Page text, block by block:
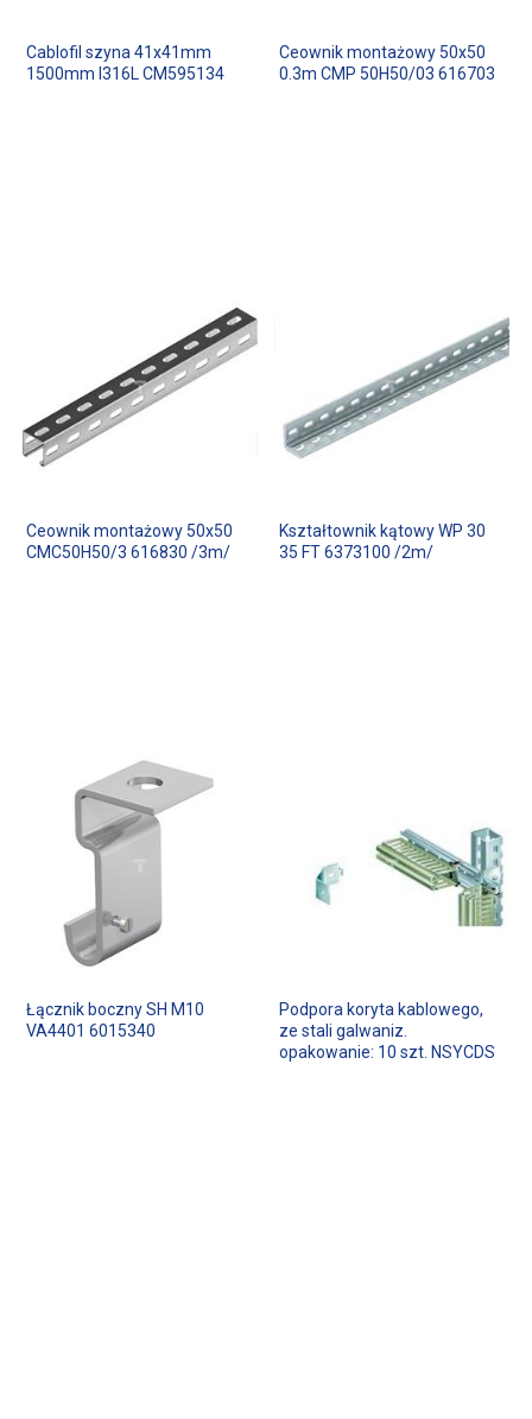
Cablofil szyna 41x41mm
1500mm I316L CM595134
Ceownik montażowy 50x50
0.3m CMP 50H50/03 616703
Ceownik montażowy 50x50
CMC50H50/3 616830 /3m/
Kształtownik kątowy WP 30
35 FT 6373100 /2m/
Łącznik boczny SH M10
VA4401 6015340
Podpora koryta kablowego,
ze stali galwaniz.
opakowanie: 10 szt. NSYCDS